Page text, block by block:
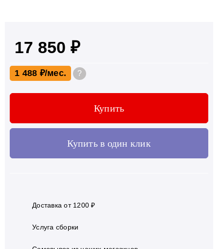
17 850 ₽
1 488 ₽ ?
Купить
Купить в один клик
Доставка от 1200 ₽
Услуга сборки